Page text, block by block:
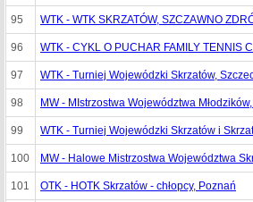
95 WTK - WTK SKRZATÓW, SZCZAWNO
96 WTK - CYKL O PUCHAR FAMILY TENNIS
97 WTK - Turniej Wojewódzki Skrzatów,
98 MW - MIstrzostwa Województwa
99 WTK - Turniej Wojewódzki Skrzatów i
100 MW - Halowe Mistrzostwa Województwa
101 OTK - HOTK Skrzatów - chłopcy, Poznań